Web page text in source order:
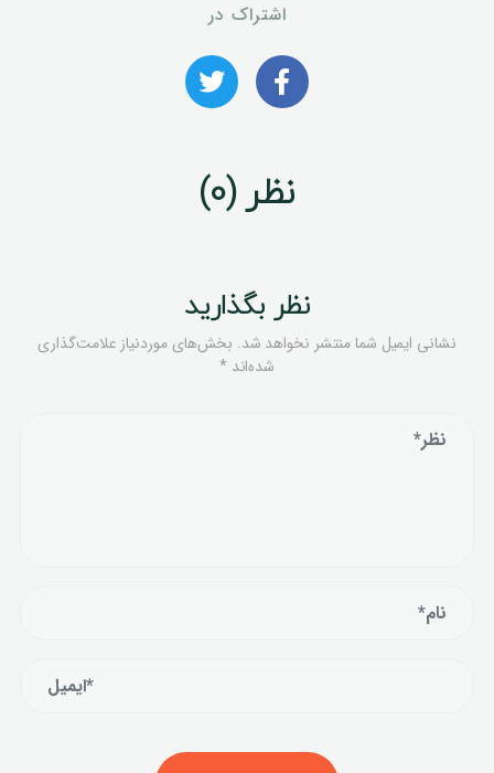
اشتراک در
نظر (0)
نظر بگذارید
نشانی ایمیل شما منتشر نخواهد شد. بخش‌های موردنیاز علامت‌گذاری
شده‌اند *